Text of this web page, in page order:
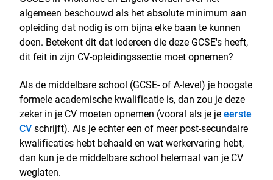
algemeen beschouwd als het absolute minimum aan
opleiding dat nodig is om bijna elke baan te kunnen
doen. Betekent dit dat iedereen die deze GCSE's heeft,
dit feit in zijn CV-opleidingssectie moet opnemen?
Als de middelbare school (GCSE- of A-level) je hoogste
formele academische kwalificatie is, dan zou je deze
zeker in je CV moeten opnemen (vooral als je jeeerste
CVschrijft). Als je echter een of meer post-secundaire
kwalificaties hebt behaald en wat werkervaring hebt,
dan kun je de middelbare school helemaal van je CV
weglaten.